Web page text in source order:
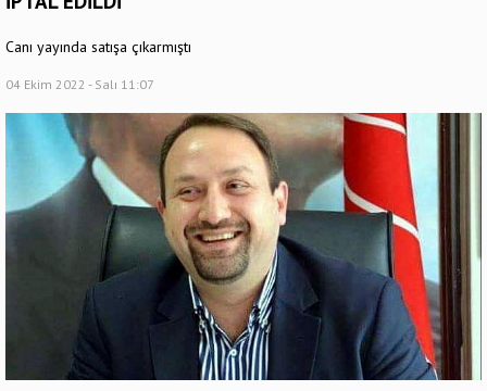
Canı yayında satışa çıkarmıştı
04 Ekim 2022 - Salı 11:07